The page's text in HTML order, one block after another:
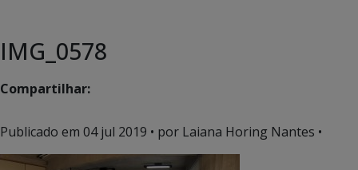
IMG_0578
Compartilhar:
Publicado em 04 jul 2019 • por Laiana Horing Nantes •